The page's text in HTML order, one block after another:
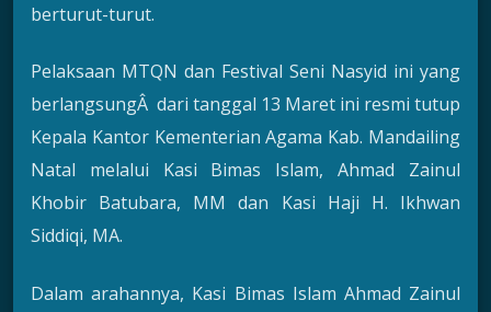
berturut-turut.
Pelaksaan MTQN dan Festival Seni Nasyid ini yang
berlangsungÂ dari tanggal 13 Maret ini resmi tutup
Kepala Kantor Kementerian Agama Kab. Mandailing
Natal melalui Kasi Bimas Islam, Ahmad Zainul
Khobir Batubara, MM dan Kasi Haji H. Ikhwan
Siddiqi, MA.
Dalam arahannya, Kasi Bimas Islam Ahmad Zainul